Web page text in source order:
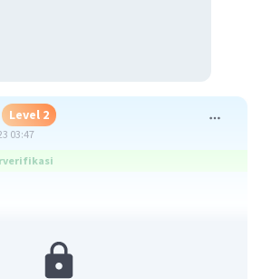
Level 2
03:47
ini salah karena hasilnya tidak
3x + 7.